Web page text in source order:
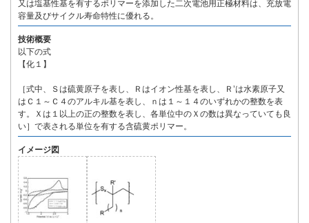
又は塩基性基を有するポリマーを添加した二次電池用正極材料は、充放電
容量及びサイクル寿命特性に優れる。
技術概要
以下の式
【化１】
［式中、Ｓは硫黄原子を表し、Ｒはイオン性基を表し、Ｒ’は水素原子又
はＣ１～Ｃ４のアルキル基を表し、ｎは１～１４のいずれかの整数を表
す。Ｘは１以上の正の整数を表し、各単位中のＸの数は異なっていても良
い］で表される単位を有する含硫黄ポリマー。
イメージ図